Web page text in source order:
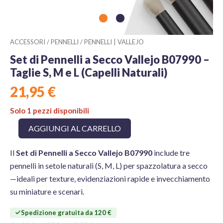
ACCESSORI /PENNELLI /PENNELLI | VALLEJO
Set di Pennelli a Secco Vallejo B07990 –
Taglie S, M e L (Capelli Naturali)
21,95 €
Solo 1 pezzi disponibili
Set
a
Vallejo
B07990
–
AGGIUNGI AL CARRELLO
IlSet di Pennelli a Secco Vallejo B07990 include tre
pennelli in setole naturali (S, M, L) per spazzolatura a secco
—ideali per texture, evidenziazioni rapide e invecchiamento
su miniature e scenari.
Spedizione gratuita da 120 €